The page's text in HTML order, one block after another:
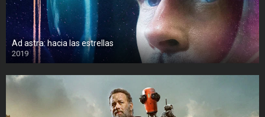
Ad astra: hacia las estrellas
2019